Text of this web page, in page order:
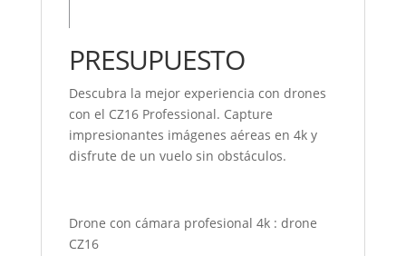
PRESUPUESTO
Descubra la mejor experiencia con drones
con el CZ16 Professional. Capture
impresionantes imágenes aéreas en 4k y
disfrute de un vuelo sin obstáculos.
Drone con cámara profesional 4k: drone
CZ16